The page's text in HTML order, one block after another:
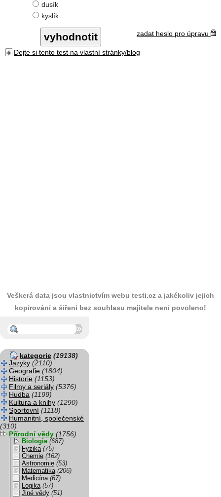
dusík
kyslík
zadat heslo pro úpravu
Dejte si tento test na vlastní stránky/blog
Veškerá data jsou vlastnictvím webu testi.cz a jakékoliv jejich
kopírování a šíření bez souhlasu majitele není povoleno!
kategorie (19138)
Jazyky (2110)
Geografie (1804)
Historie (1153)
Filmy a seriály (5376)
Hudba (1199)
Kultura a knihy (1290)
Sportovní (1118)
Humanitní, společenské
(310)
Přírodní vědy (1756)
Biologie (687)
Fyzika (75)
Chemie (162)
Astronomie (53)
Matematika (206)
Medicína (67)
Logika (57)
Jiné vědy (51)